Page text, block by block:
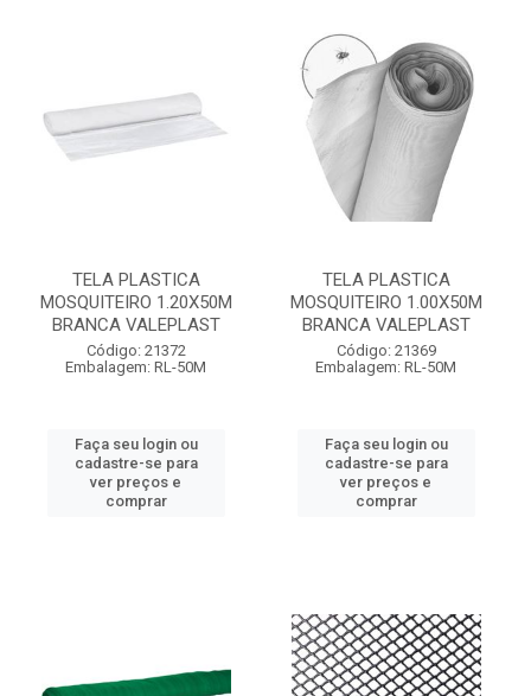
TELA PLASTICA
MOSQUITEIRO 1.20X50M
BRANCA VALEPLAST
Código: 21372
Embalagem: RL-50M
Faça seu login ou
cadastre-se para
ver preços e
comprar
TELA PLASTICA
MOSQUITEIRO 1.00X50M
BRANCA VALEPLAST
Código: 21369
Embalagem: RL-50M
Faça seu login ou
cadastre-se para
ver preços e
comprar